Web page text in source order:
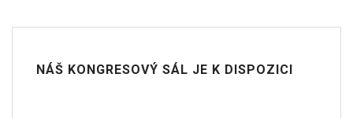
NÁŠ KONGRESOVÝ SÁL JE K DISPOZICI